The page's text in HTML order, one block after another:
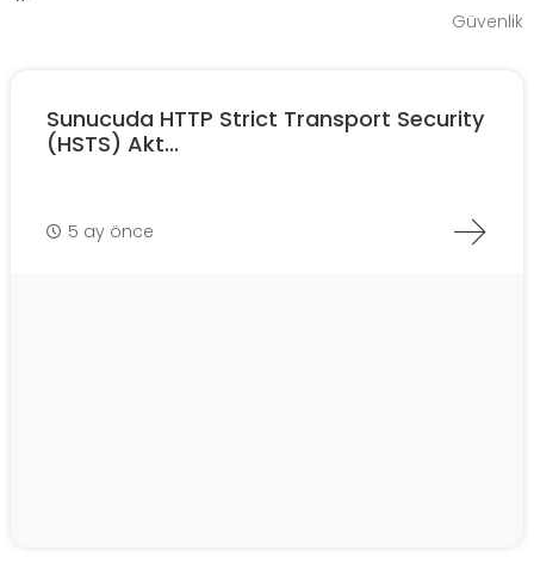
Güvenlik
Sunucuda HTTP Strict Transport Security
(HSTS) Akt...
5 ay önce